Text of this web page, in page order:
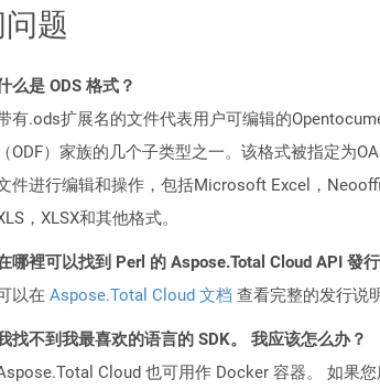
题
么是 ODS 格式？
有.ods扩展名的文件代表用户可编辑的
（ODF）家族的几个子类型之一。该格式被指定为
件进行编辑和操作，包括Microsoft Excel，
，XLSX和其他格式。
哪裡可以找到 Perl 的 Aspose.Total Cloud API 發
以在 Aspose.Total Cloud 文档 查看完整的发行说明
找不到我最喜欢的语言的 SDK。 我应该怎么办？
Cloud 也可用作 Docker 容器。 如果